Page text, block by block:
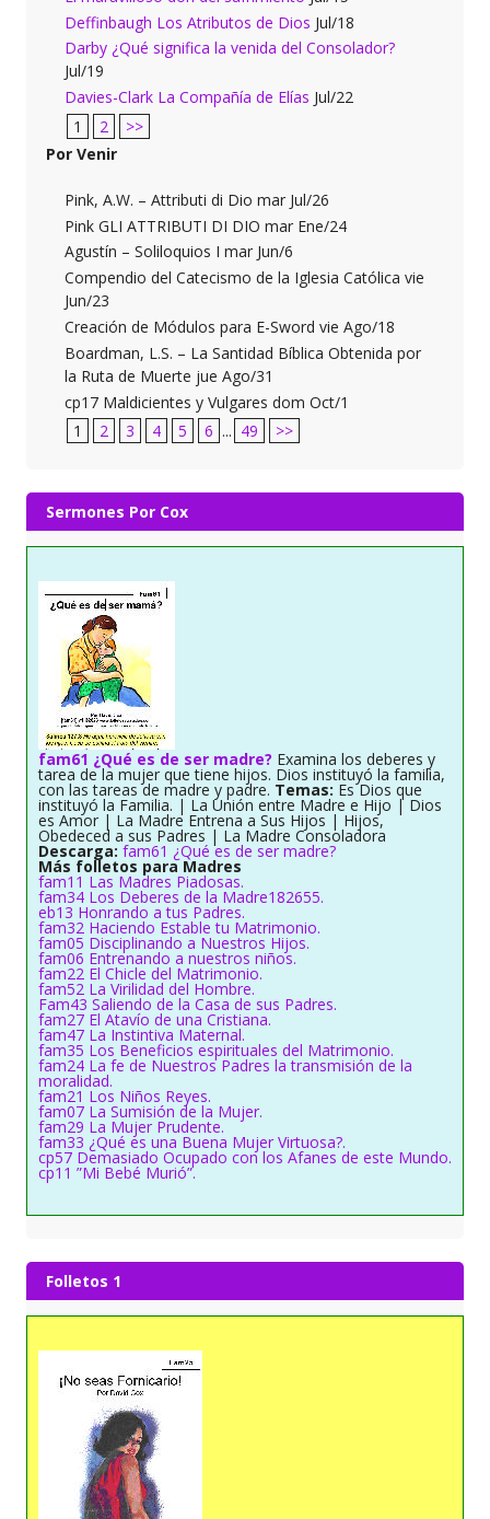
Deffinbaugh Los Atributos de Dios Jul/18
Darby ¿Qué significa la venida del Consolador?
Jul/19
Davies-Clark La Compañía de Elías Jul/22
1
2
>>
Por Venir
Pink, A.W. – Attributi di Dio mar Jul/26
Pink GLI ATTRIBUTI DI DIO mar Ene/24
Agustín – Soliloquios I mar Jun/6
Compendio del Catecismo de la Iglesia Católica vie
Jun/23
Creación de Módulos para E-Sword vie Ago/18
Boardman, L.S. – La Santidad Bíblica Obtenida por
la Ruta de Muerte jue Ago/31
cp17 Maldicientes y Vulgares dom Oct/1
1
2 3 4 5 6 ... 49 >>
Sermones Por Cox
fam61 ¿Qué es de ser madre? Examina los deberes y
tarea de la mujer que tiene hijos. Dios instituyó la familia,
con las tareas de madre y padre. Temas: Es Dios que
instituyó la Familia. | La Unión entre Madre e Hijo | Dios
es Amor | La Madre Entrena a Sus Hijos | Hijos,
Obedeced a sus Padres | La Madre Consoladora
Descarga: fam61 ¿Qué es de ser madre?
Más folletos para Madres
fam11 Las Madres Piadosas.
fam34 Los Deberes de la Madre182655.
eb13 Honrando a tus Padres.
fam32 Haciendo Estable tu Matrimonio.
fam05 Disciplinando a Nuestros Hijos.
fam06 Entrenando a nuestros niños.
fam22 El Chicle del Matrimonio.
fam52 La Virilidad del Hombre.
Fam43 Saliendo de la Casa de sus Padres.
fam27 El Atavío de una Cristiana.
fam47 La Instintiva Maternal.
fam35 Los Beneficios espirituales del Matrimonio.
fam24 La fe de Nuestros Padres la transmisión de la
moralidad.
fam21 Los Niños Reyes.
fam07 La Sumisión de la Mujer.
fam29 La Mujer Prudente.
fam33 ¿Qué es una Buena Mujer Virtuosa?.
cp57 Demasiado Ocupado con los Afanes de este Mundo.
cp11 ”Mi Bebé Murió”.
Folletos 1